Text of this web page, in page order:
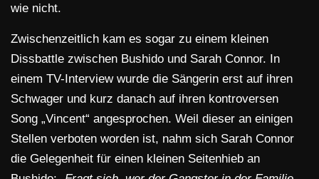
wie nicht.
Zwischenzeitlich kam es sogar zu einem kleinen
Dissbattle zwischen Bushido und Sarah Connor. In
einem TV-Interview wurde die Sängerin erst auf ihren
Schwager und kurz danach auf ihren kontroversen
Song „Vincent“ angesprochen. Weil dieser an einigen
Stellen verboten worden ist, nahm sich Sarah Connor
die Gelegenheit für einen kleinen Seitenhieb an